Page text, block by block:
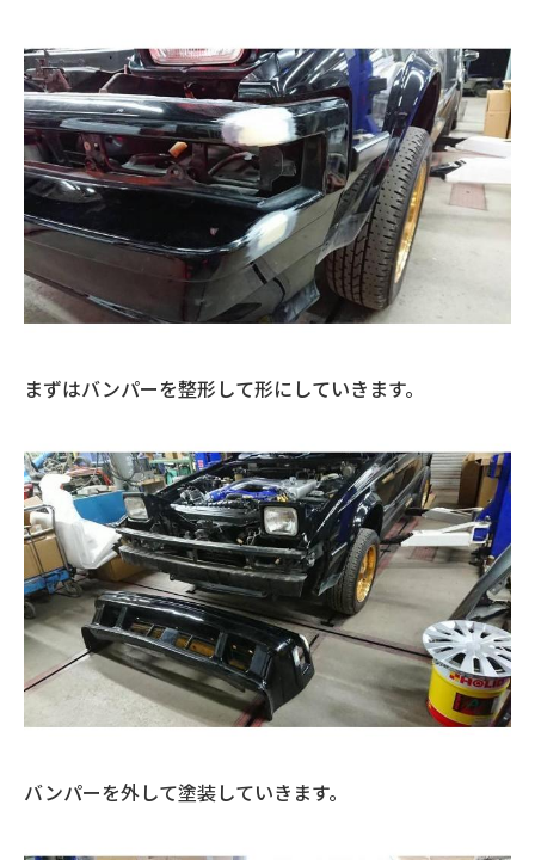
まずはバンパーを整形して形にしていきます。
バンパーを外して塗装していきます。